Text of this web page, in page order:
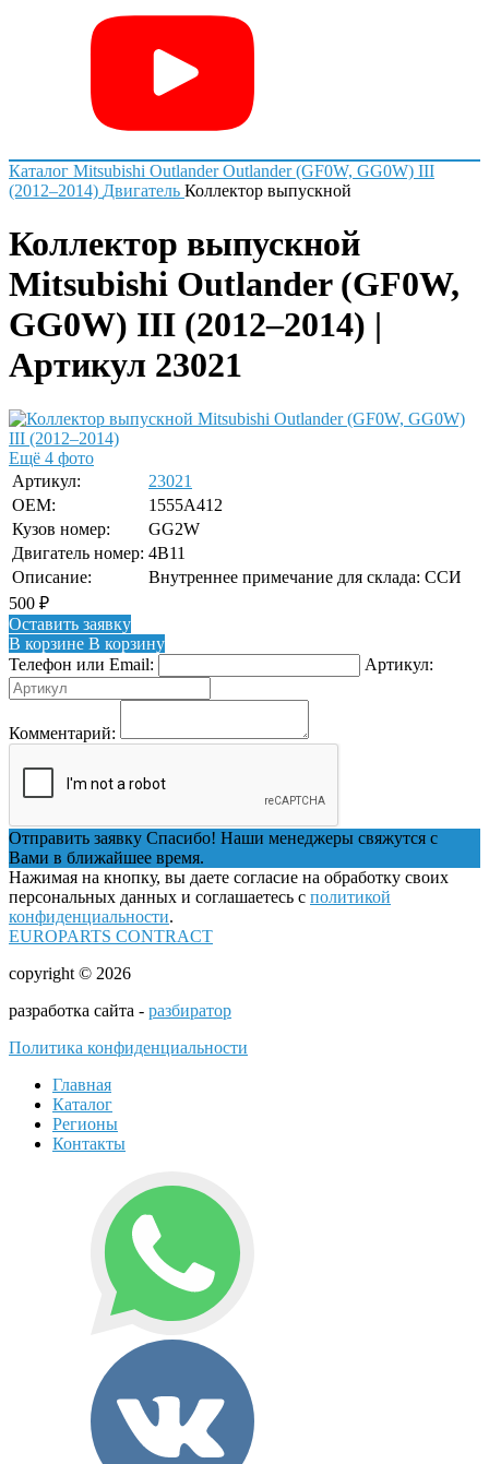
Каталог Mitsubishi Outlander Outlander (GF0W, GG0W) III
(2012–2014) Двигатель Коллектор выпускной
Коллектор выпускной
Mitsubishi Outlander (GF0W,
GG0W) III (2012–2014) |
Артикул 23021
Ещё 4 фото
Артикул:
23021
OEM:
1555A412
Кузов номер:
GG2W
Двигатель номер: 4B11
Описание:
Внутреннее примечание для склада: ССИ
500 ₽
Оставить заявку
В корзине В корзину
Телефон или Email:
Артикул:
Комментарий:
Отправить заявку Спасибо! Наши менеджеры свяжутся с
Вами в ближайшее время.
Нажимая на кнопку, вы даете согласие на обработку своих
персональных данных и соглашаетесь с политикой
конфиденциальности.
EUROPARTS CONTRACT
copyright © 2026
разработка сайта - разбиратор
Политика конфиденциальности
Главная
Каталог
Регионы
Контакты